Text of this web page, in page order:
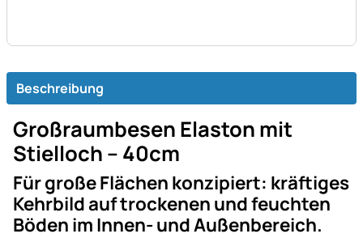
Beschreibung
Großraumbesen Elaston mit
Stielloch – 40cm
Für große Flächen konzipiert: kräftiges
Kehrbild auf trockenen und feuchten
Böden im Innen- und Außenbereich.